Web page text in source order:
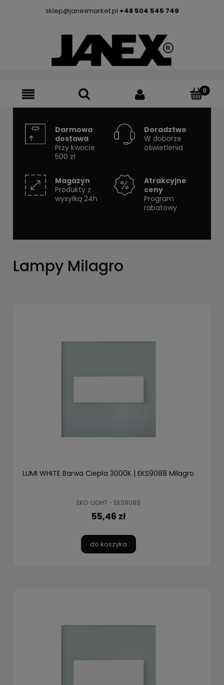
sklep@janexmarket.pl +48 504 545 749
Darmowa
dostawa
Przy kwocie
500 zł
Doradztwo
W doborze
oświetlenia
Magazyn
Produkty z
wysyłką 24h
Atrakcyjne
ceny
Program
rabatowy
Lampy Milagro
LUMI WHITE Barwa Ciepła 3000K | EKS9088 Milagro
EKO-LIGHT - EKS9088
55,46 zł
do koszyka